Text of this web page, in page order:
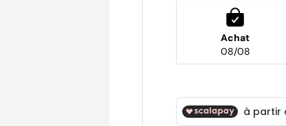
Achat
08/08